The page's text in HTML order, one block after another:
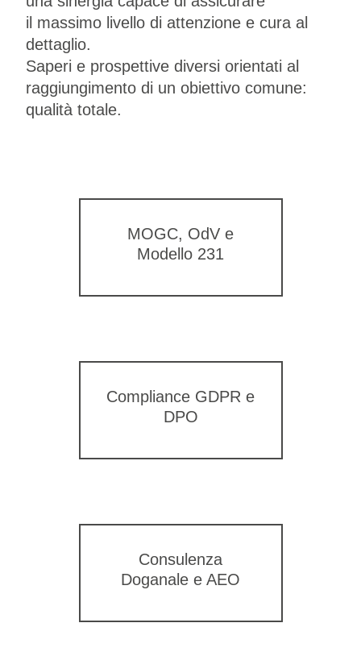
il massimo livello di attenzione e cura al
dettaglio.
Saperi e prospettive diversi orientati al
raggiungimento di un obiettivo comune:
qualità totale.
MOGC, OdV e
Modello 231
Compliance GDPR e
DPO
Consulenza
Doganale e AEO